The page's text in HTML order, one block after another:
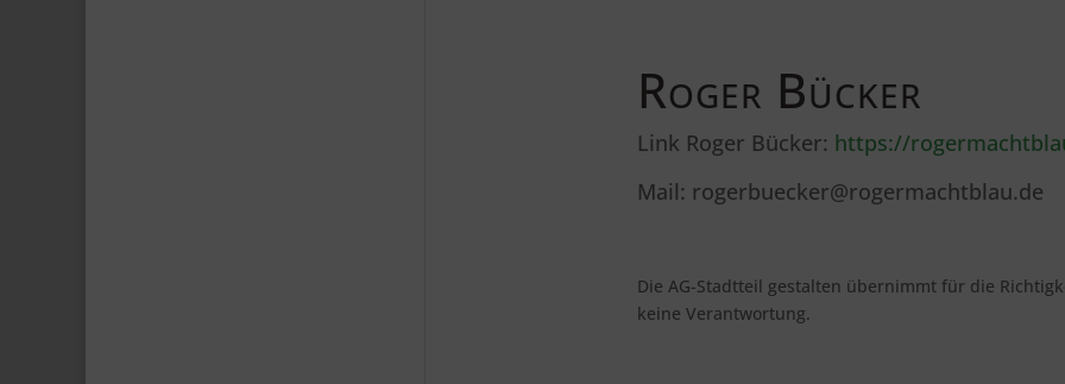
Roger Bücker
Link Roger Bücker: https://
Mail: rogerbuecker@rogermachtblau.de
Die AG-Stadtteil gestalten übernimmt für die
keine Verantwortung.